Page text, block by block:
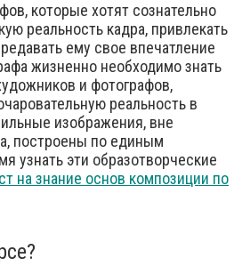
которые хотят сознательно
реальность кадра, привлекать
ему свое впечатление
жизненно необходимо знать
и фотографов,
реальность в
изображения, вне
построены по единым
узнать эти образотворческие
на знание основ композиции по